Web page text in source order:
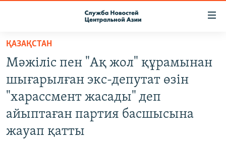
Вернуться
основному
содержанию
Вернутся
главной
навигации
Вернутся
КОНТАКТЫ
RFE/RL ДИРЕКТ
НАСТОЯЩЕЕ ВРЕМЯ
ҚАЗАҚСТАН
Мәжіліс пен "Ақ жол" құрамынан
шығарылған экс-депутат өзін
"харассмент жасады" деп
айыптаған партия басшысына
жауап қатты